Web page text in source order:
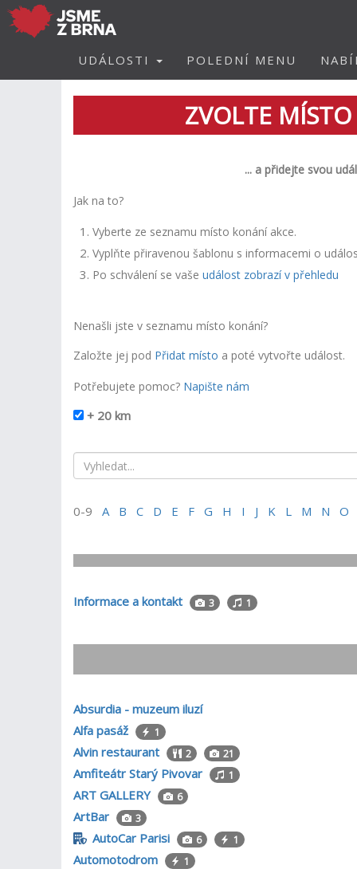
UDÁLOSTI POLEDNÍ MENU
ZVOLTE
... a přidejte svou
Jak na to?
Vyberte ze seznamu místo konání akce.
Vyplňte přiravenou šablonu s informacemi o
Po schválení se vaše událost zobrazí v přehledu
Nenašli jste v seznamu místo konání?
Založte jej pod Přidat místo a poté vytvořte událost.
Potřebujete pomoc? Napište nám
+ 20 km
0-9 A B C D E F G H I J K L M N O
Informace a kontakt 3 1
Absurdia - muzeum iluzí
Alfa pasáž
1
Alvin restaurant 2 21
Amfiteátr Starý Pivovar 1
ART GALLERY 6
ArtBar 3
AutoCar Parisi 6 1
Automotodrom 1